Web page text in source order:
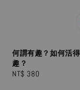
何謂有趣？如何活
趣？
Regular
NT$ 380